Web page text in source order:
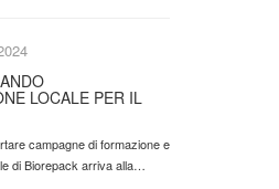
LOCALE PER IL
campagne di formazione e
di Biorepack arriva alla…